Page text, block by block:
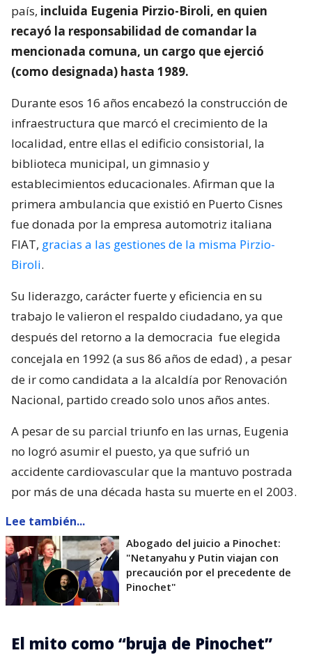
país, incluida Eugenia Pirzio-Biroli, en quien
recayó la responsabilidad de comandar la
mencionada comuna, un cargo que ejerció
(como designada) hasta 1989.
Durante esos 16 años encabezó la construcción de
infraestructura que marcó el crecimiento de la
localidad, entre ellas el edificio consistorial, la
biblioteca municipal, un gimnasio y
establecimientos educacionales. Afirman que la
primera ambulancia que existió en Puerto Cisnes
fue donada por la empresa automotriz italiana
FIAT, gracias a las gestiones de la misma Pirzio-
Biroli.
Su liderazgo, carácter fuerte y eficiencia en su
trabajo le valieron el respaldo ciudadano, ya que
después del retorno a la democracia fue elegida
concejala en 1992 (a sus 86 años de edad) , a pesar
de ir como candidata a la alcaldía por Renovación
Nacional, partido creado solo unos años antes.
A pesar de su parcial triunfo en las urnas, Eugenia
no logró asumir el puesto, ya que sufrió un
accidente cardiovascular que la mantuvo postrada
por más de una década hasta su muerte en el 2003.
Lee también...
Abogado del juicio a Pinochet:
"Netanyahu y Putin viajan con
precaución por el precedente de
Pinochet"
El mito como “bruja de Pinochet”